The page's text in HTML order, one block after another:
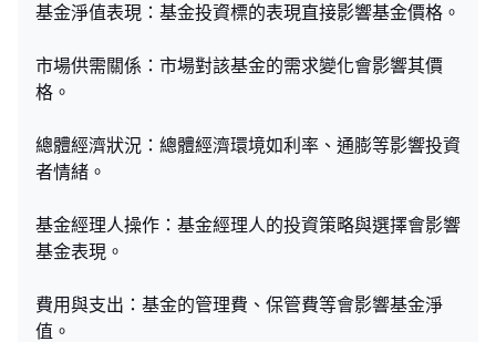
基金淨值表現：基金投資標的表現直接影響基金價格。
市場供需關係：市場對該基金的需求變化會影響其價
格。
總體經濟狀況：總體經濟環境如利率、通膨等影響投資
者情緒。
基金經理人操作：基金經理人的投資策略與選擇會影響
基金表現。
費用與支出：基金的管理費、保管費等會影響基金淨
值。